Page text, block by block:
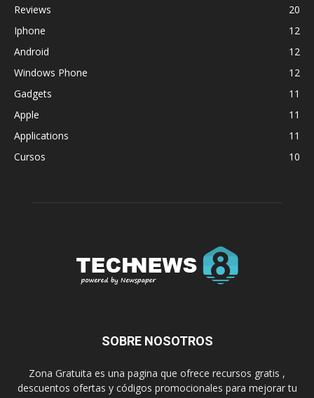
Reviews
20
Iphone
12
Android
12
Windows Phone
12
Gadgets
11
Apple
11
Applications
11
Cursos
10
SOBRE NOSOTROS
Zona Gratuita es una pagina que ofrece recursos gratis ,
descuentos ofertas y códigos promocionales para mejorar tu